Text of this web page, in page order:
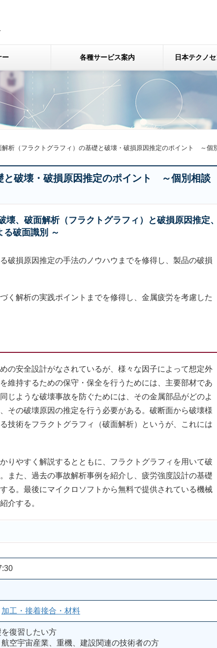
ー 各種サービス案内 日本テクノ
解析（フラクトグラフィ）の基礎と破壊・破損原因推定のポイント ～個
と破壊・破損原因推定のポイント ～個別相談
、破面解析（フラクトグラフィ）と破損原因推定、
破面識別 ～
破損原因推定の手法のノウハウまでを修得し、製品の破損
く解析の実践ポイントまでを修得し、金属疲労を考慮した
の安全設計がなされているが、様々な因子によって想定外
維持するための保守・保全を行うためには、主要部材であ
じような破壊事故を防ぐためには、その金属部品がどのよ
その破壊原因の推定を行う必要がある。破断面から破壊様
技術をフラクトグラフィ（破面解析）というが、これには
りやすく解説するとともに、フラクトグラフィを用いて破
また、過去の事故解析事例を紹介し、疲労強度設計の基礎
る。最後にマイクロソフトから無料で提供されている機械
介する。
加工・接着接合・材料
を復習したい方
空宇宙産業、重機、建設関連の技術者の方